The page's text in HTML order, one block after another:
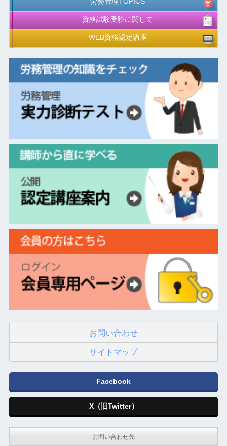
資格試験受験に関して
WEB資格認定講座
お問い合わせ
サイトマップ
Facebook
X（旧Twitter）
お問い合わせ先